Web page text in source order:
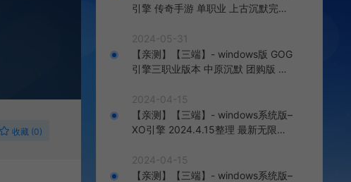
收藏 (0)
引擎 传奇手游 单职业 上古沉默完整
+工具
2024-05-31
【亲测】【三端】- windows版 GOG
引擎三职业版本 中原沉默 团购版 已
2024-04-15
【亲测】【三端】- windows系统版–
XO引擎 2024.4.15整理 最新无限制
2024-04-15
【亲测】【三端】- windows系统版–